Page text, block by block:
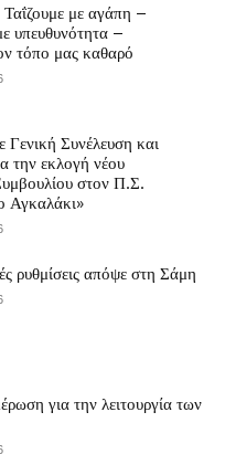
με αγάπη –
υπευθυνότητα –
τόπο μας καθαρό
Συνέλευση και
την εκλογή νέου
στον Π.Σ.
Αγκαλάκι»
ρυθμίσεις απόψε στη Σάμη
για την λειτουργία των